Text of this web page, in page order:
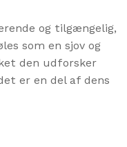
og tilgængelig,
som en sjov og
den udforsker
er en del af dens